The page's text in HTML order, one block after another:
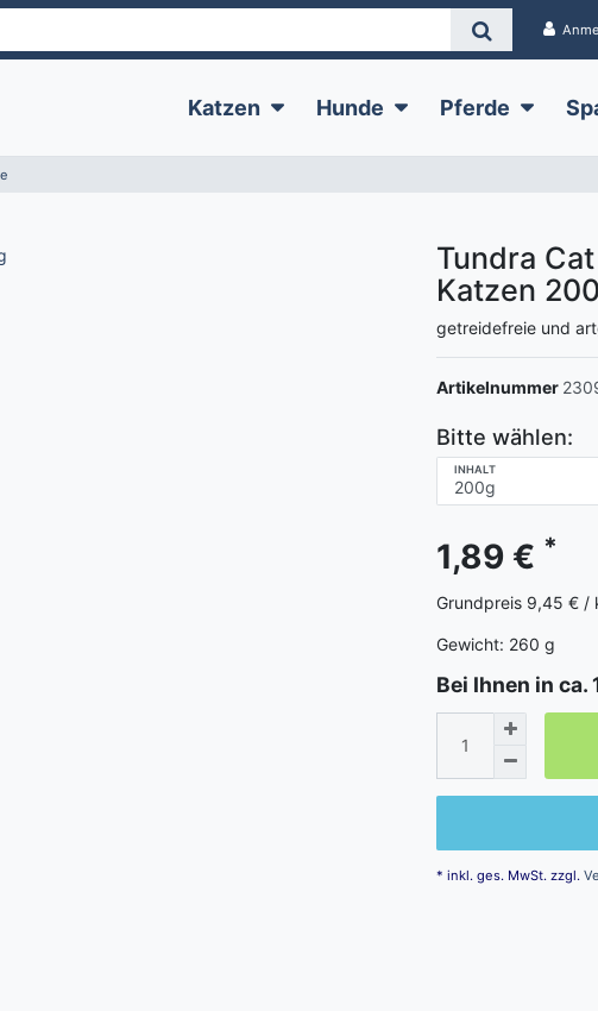
Katzen Hunde Pferde
Tundra
Katzen
getreidefreie und
Artikelnummer
Bitte wählen:
INHALT
1,89 € *
Grundpreis 9,45 € /
Gewicht: 260 g
Bei Ihnen in ca.
* inkl. ges. MwSt. zzgl.